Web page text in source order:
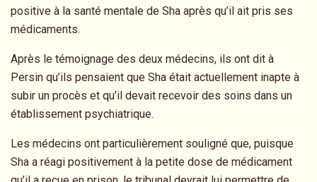
positive à la santé mentale de Sha après qu’il ait pris ses
médicaments.
Après le témoignage des deux médecins, ils ont dit à
Persin qu’ils pensaient que Sha était actuellement inapte à
subir un procès et qu’il devait recevoir des soins dans un
établissement psychiatrique.
Les médecins ont particulièrement souligné que, puisque
Sha a réagi positivement à la petite dose de médicament